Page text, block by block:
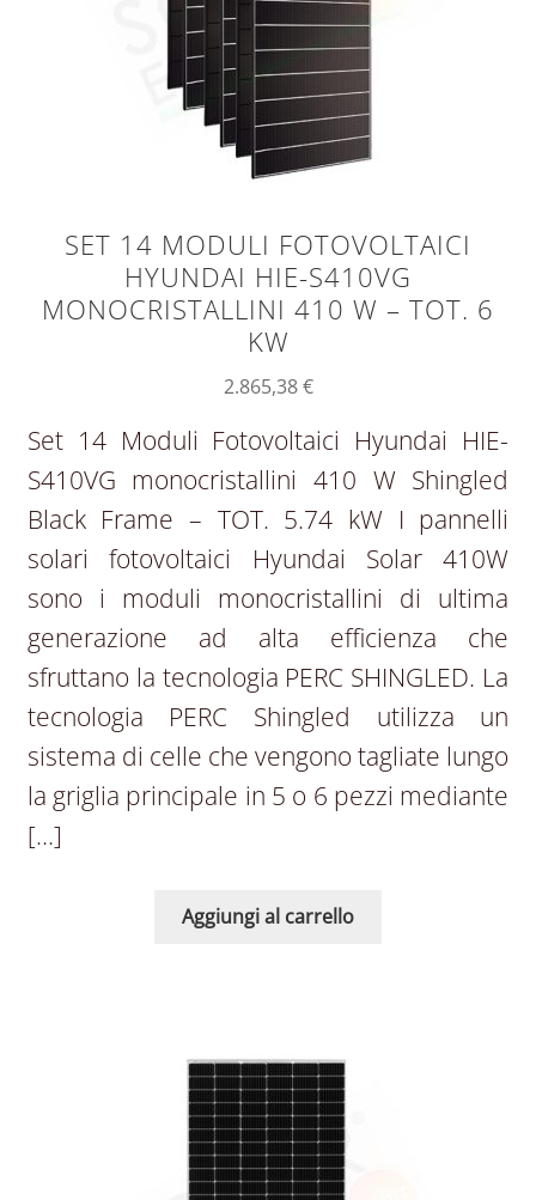
SET 14 MODULI FOTOVOLTAICI
HYUNDAI HIE-S410VG
MONOCRISTALLINI 410 W – TOT. 6
KW
2.865,38€
Set 14 Moduli Fotovoltaici Hyundai HIE-
S410VG monocristallini 410 W Shingled
Black Frame – TOT. 5.74 kW I pannelli
solari fotovoltaici Hyundai Solar 410W
sono i moduli monocristallini di ultima
generazione ad alta efficienza che
sfruttano la tecnologia PERC SHINGLED. La
tecnologia PERC Shingled utilizza un
sistema di celle che vengono tagliate lungo
la griglia principale in 5 o 6 pezzi mediante
[…]
Aggiungi al carrello